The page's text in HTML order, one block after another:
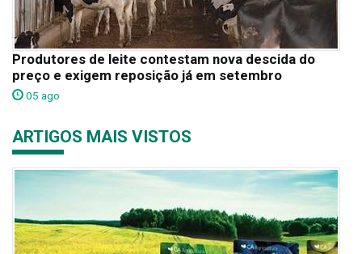
Produtores de leite contestam nova descida do
preço e exigem reposição já em setembro
05 ago
ARTIGOS MAIS VISTOS